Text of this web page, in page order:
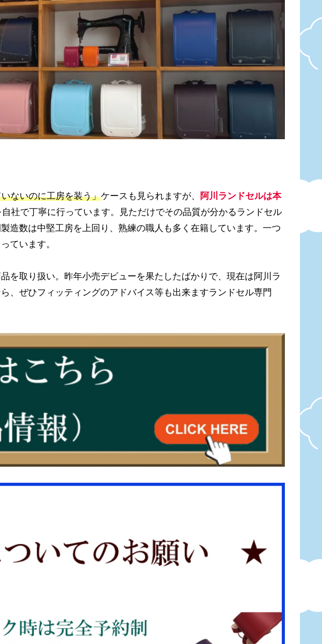
ないのに工房を装う」ケースも見られますが、
阿川ランドセルは本
社で丁寧に行っています。見ただけでその品質が分かるランドセル
造数は中堅工房を上回り、熟練の職人も多く在籍しています。一つ
ています。
を取り扱い。昨年小売デビューを果たしたばかりで、現在は阿川ラ
、ぜひフィッティングのアドバイス等も出来ますランドセル専門